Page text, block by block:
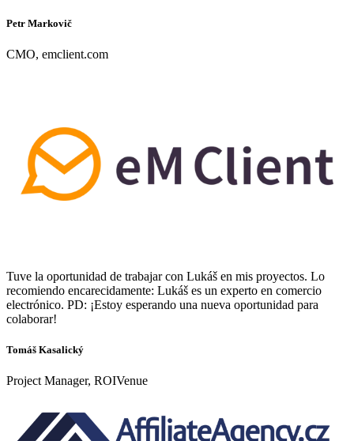
Petr Markovič
CMO, emclient.com
Tuve la oportunidad de trabajar con Lukáš en mis proyectos. Lo
recomiendo encarecidamente: Lukáš es un experto en comercio
electrónico. PD: ¡Estoy esperando una nueva oportunidad para
colaborar!
Tomáš Kasalický
Project Manager, ROIVenue